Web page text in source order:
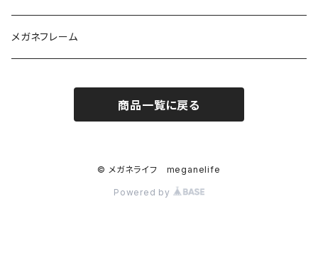
Darwinr（ダーウィン）
Farben（ファルベン）
Ray-Ban （レイバン）
カラーコンタクト
花粉症対策
ソフトコンタクトレンズ用
メガネフレーム
商品一覧に戻る
© メガネライフ meganelife
Powered by